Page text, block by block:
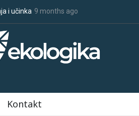
u porastu uoči COP30
Kontakt